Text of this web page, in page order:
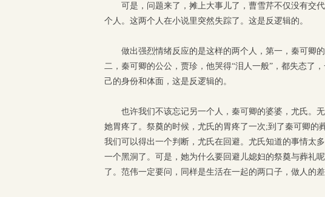
可是，问题来了，摊上大事儿了，曹雪芹不仅没有交
个人。这两个人在小说里突然失踪了。这是反逻辑的。
做出强烈情绪反应的是这样的两个人，第一，秦可卿
二，秦可卿的公公，贾珍，他哭得“泪人一般”，都失态了
己的身份和体面，这是反逻辑的。
也许我们不该忘记另一个人，秦可卿的婆婆，尤氏。
她胃疼了。祭奠的时候，尤氏的胃疼了一次;到了秦可卿的
我们可以得出一个判断，尤氏在回避。尤氏知道的事情太
一个黑洞了。可是，她为什么要回避儿媳妇的祭奠与
了。范伟一定要问，同样是生活在一起的两口子，做人的